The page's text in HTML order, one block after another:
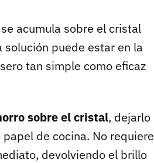
acumula sobre el cristal
puede estar en la
tan simple como eficaz
sobre el cristal, dejarlo
de cocina. No requiere
devolviendo el brillo